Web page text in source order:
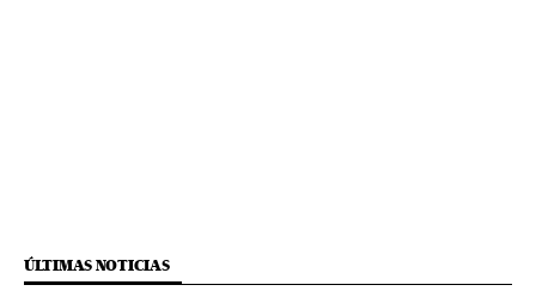
ÚLTIMAS NOTICIAS